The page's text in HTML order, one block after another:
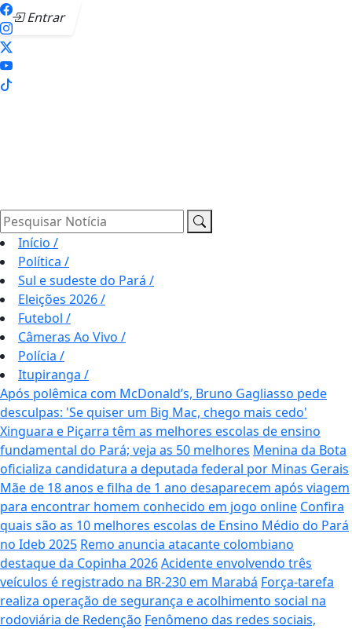
Entrar
Pesquisar Notícia
Início /
Política /
Sul e sudeste do Pará /
Eleições 2026/
Futebol /
Câmeras Ao Vivo /
Polícia /
Itupiranga /
Após polêmica com McDonald’s, Bruno Gagliasso pede
desculpas: 'Se quiser um Big Mac, chego mais cedo'
Xinguara e Piçarra têm as melhores escolas de ensino
fundamental do Pará; veja as 50 melhores Menina da Bota
oficializa candidatura a deputada federal por Minas Gerais
Mãe de 18 anos e filha de 1 ano desaparecem após viagem
para encontrar homem conhecido em jogo online Confira
quais são as 10 melhores escolas de Ensino Médio do Pará
no Ideb 2025 Remo anuncia atacante colombiano
destaque da Copinha 2026Acidente envolvendo três
veículos é registrado na BR-230 em Marabá Força-tarefa
realiza operação de segurança e acolhimento social na
rodoviária de Redenção Fenômeno das redes sociais,